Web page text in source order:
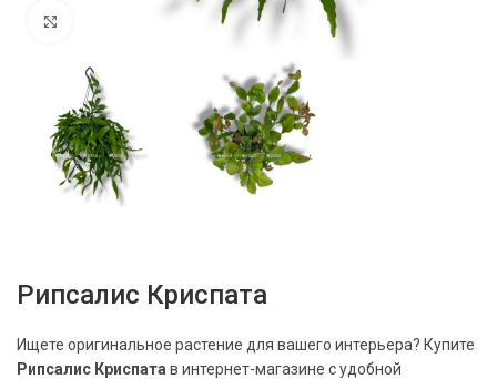
Нажмите, чтобы увеличить
Рипсалис Криспата
Ищете оригинальное растение для вашего интерьера? Купите
Рипсалис Криспата в интернет-магазине с удобной